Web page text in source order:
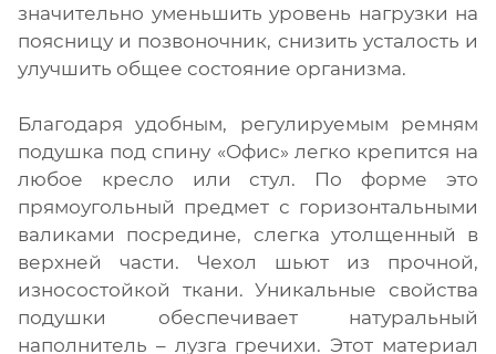
значительно уменьшить уровень нагрузки на
поясницу и позвоночник, снизить усталость и
улучшить общее состояние организма.
Благодаря удобным, регулируемым ремням
подушка под спину «Офис» легко крепится на
любое кресло или стул. По форме это
прямоугольный предмет с горизонтальными
валиками посредине, слегка утолщенный в
верхней части. Чехол шьют из прочной,
износостойкой ткани. Уникальные свойства
подушки обеспечивает натуральный
наполнитель – лузга гречихи. Этот материал